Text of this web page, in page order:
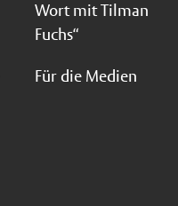
Wort mit Tilman
Fuchs“
Für die Medien